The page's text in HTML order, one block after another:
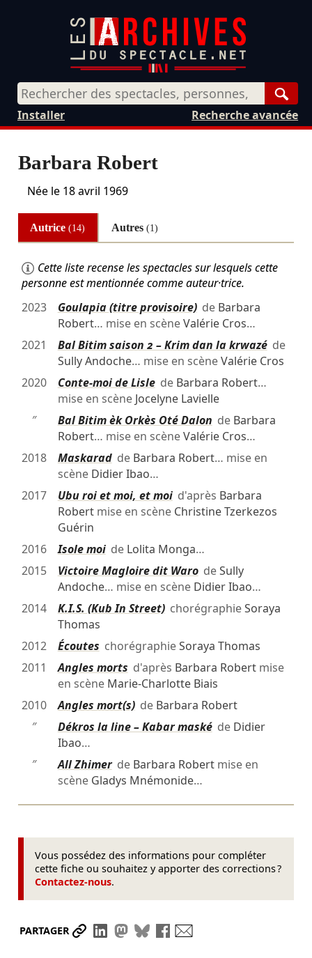
Recherche avancée
Installer
Barbara Robert
Née le 18 avril 1969
Autrice(14) Autres (1)
Cette liste recense les spectacles sur lesquels cette
personne est mentionnée comme auteur·trice.
2023
Goulapia (titre provisoire)de Barbara
Robert… mise en scèneValérie Cros…
2021
Bal Bitim saison 2 – Krim dan la krwazéde
Sully Andoche… mise en scèneValérie Cros
2020
Conte-moi de Lislede Barbara Robert…
mise en scène Jocelyne Lavielle
″
Bal Bitim èk Orkès Oté Dalon de Barbara
Robert… mise en scèneValérie Cros…
2018
Maskaradde Barbara Robert… mise en
scène Didier Ibao…
2017
Ubu roi et moi, et moid'après Barbara
Robertmise en scène Christine Tzerkezos
Guérin
2016
Isole moide Lolita Monga…
2015
Victoire Magloire dit WarodeSully
Andoche… mise en scène Didier Ibao…
2014
K.I.S. (Kub In Street)chorégraphieSoraya
Thomas
2012
Écoutes chorégraphieSoraya Thomas
2011
Angles morts d'après Barbara Robertmise
en scène Marie-Charlotte Biais
2010
Angles mort(s)de Barbara Robert
″
Dékros la line – Kabar maskéde Didier
Ibao…
″
All Zhimerde Barbara Robertmise en
scène Gladys Mnémonide…
Vous possédez des informations pour compléter
cette fiche ou souhaitez y apporter des corrections ?
Contactez-nous.
PARTAGER Partager le lien
Partager sur LinkedIn
Partager sur Mastodon
Partager sur Bluesky
Partager sur Facebook